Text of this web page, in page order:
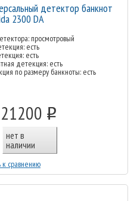
детектор банкнот
2300 DA
просмотровый
есть
есть
детекция: есть
по размеру банкноты: есть
21200 o
нет в
наличии
к сравнению